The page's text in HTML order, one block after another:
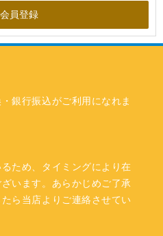
銀行振込がご利用になれま
ため、タイミングにより在
います。あらかじめご了承
ら当店よりご連絡させてい